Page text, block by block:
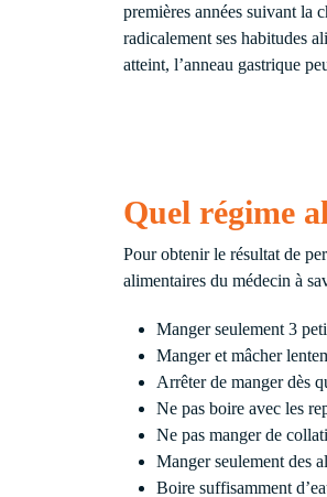
premières années suivant la
radicalement ses habitudes
atteint, l’anneau gastrique
Quel régime
Pour obtenir le résultat de
alimentaires du médecin à
Manger seulement 3
Manger et mâcher
Arrêter de manger dès
Ne pas boire avec les
Ne pas manger de
Manger seulement des
Boire suffisamment